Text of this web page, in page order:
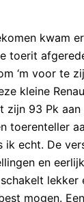
kwam
toerit
‘m voor te
kleine
zijn 93 Pk aan
toerenteller
ik echt. De
en
lekker
mogen.